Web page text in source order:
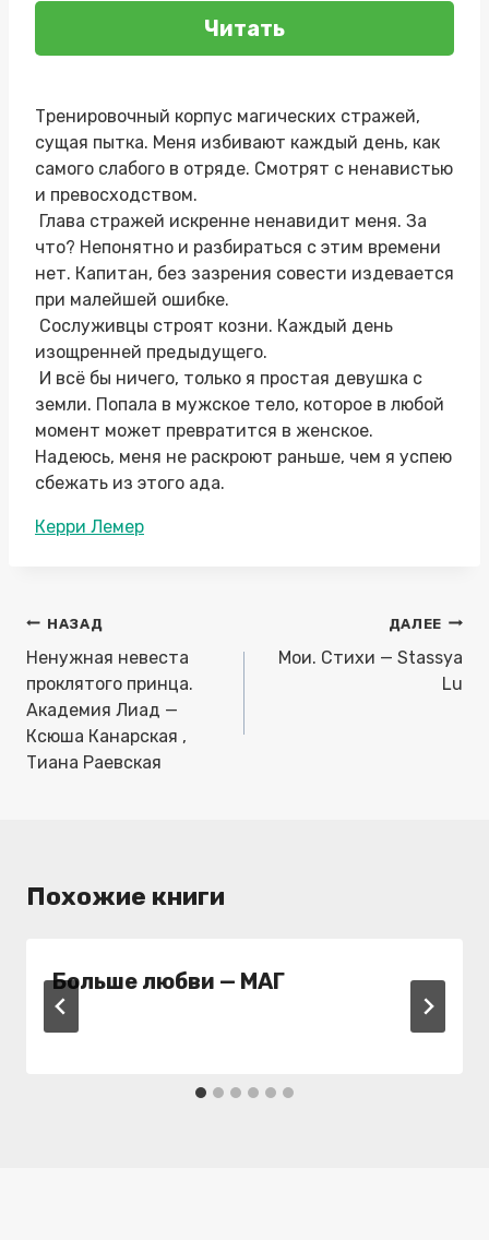
Читать
Тренировочный корпус магических стражей,
сущая пытка. Меня избивают каждый день, как
самого слабого в отряде. Смотрят с ненавистью
и превосходством.
Глава стражей искренне ненавидит меня. За
что? Непонятно и разбираться с этим времени
нет. Капитан, без зазрения совести издевается
при малейшей ошибке.
Сослуживцы строят козни. Каждый день
изощренней предыдущего.
И всё бы ничего, только я простая девушка с
земли. Попала в мужское тело, которое в любой
момент может превратится в женское.
Надеюсь, меня не раскроют раньше, чем я успею
сбежать из этого ада.
Метки
Керри Лемер
Навигация
по
записям
НАЗАД
Ненужная невеста
проклятого принца.
Академия Лиад —
Ксюша Канарская ,
Тиана Раевская
ДАЛЕЕ
Мои. Стихи — Stassya
Lu
Похожие книги
Больше любви — МАГ